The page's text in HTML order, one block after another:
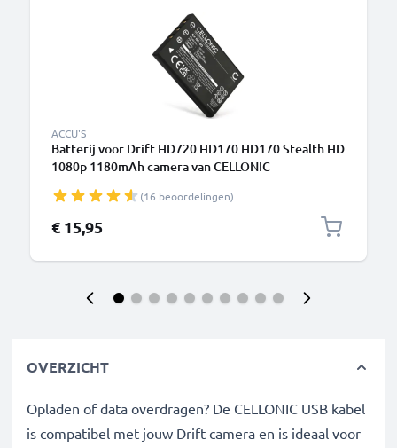
ACCU'S
Batterij voor Drift HD720 HD170 HD170 Stealth HD
1080p 1180mAh camera van CELLONIC
(16 beoordelingen)
€ 15,95
OVERZICHT
Opladen of data overdragen? De CELLONIC USB kabel
is compatibel met jouw Drift camera en is ideaal voor